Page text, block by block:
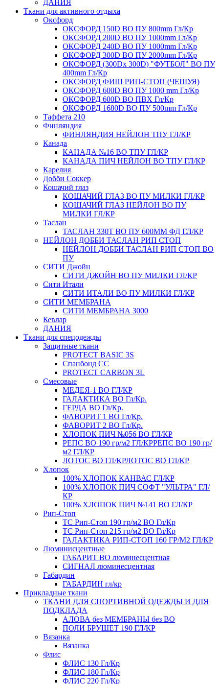
ДАНИЯ
Ткани для активного отдыха
Оксфорд
ОКСФОРД 150D ВО ПУ 800mm Гл/Кр
ОКСФОРД 200D ВО ПУ 1000mm Гл/Кр
ОКСФОРД 240D ВО ПУ 1000mm Гл/Кр
ОКСФОРД 300D ВО ПУ 2000mm Гл/Кр
ОКСФОРД (300Dx 300D) "ФУТБОЛ" ВО ПУ
400mm Гл/Кр
ОКСФОРД ФИШ РИП-СТОП (ЧЕШУЯ)
ОКСФОРД 600D ВО ПУ 1000 mm Гл/Кр
ОКСФОРД 600D ВО ПВХ Гл/Кр
ОКСФОРД 1680D ВО ПУ 500mm Гл/Кр
Таффета 210
Финляндия
ФИНЛЯНДИЯ НЕЙЛОН ТПУ ГЛ/КР
Канада
КАНАДА №16 ВО ТПУ ГЛ/КР
КАНАДА ПИЧ НЕЙЛОН ВО ТПУ ГЛ/КР
Карелия
Добби Соккер
Кошачий глаз
КОШАЧИЙ ГЛАЗ ВО ПУ МИЛКИ ГЛ/КР
КОШАЧИЙ ГЛАЗ НЕЙЛОН ВО ПУ
МИЛКИ ГЛ/КР
Таслан
ТАСЛАН 330Т ВО ПУ 600ММ ФД ГЛ/КР
НЕЙЛОН ДОББИ ТАСЛАН РИП СТОП
НЕЙЛОН ДОББИ ТАСЛАН РИП СТОП ВО
ПУ
СИТИ Джойн
СИТИ ДЖОЙН ВО ПУ МИЛКИ ГЛ/КР
Сити Итали
СИТИ ИТАЛИ ВО ПУ МИЛКИ ГЛ/КР
СИТИ МЕМБРАНА
СИТИ МЕМБРАНА 3000
Кевлар
ДАНИЯ
Ткани для спецодежды
Защитные ткани
PROTECT BASIC 3S
Спанбонд СС
PROTECT CARBON 3L
Смесовые
МЕДЕЯ-1 ВО ГЛ/КР
ГАЛАКТИКА ВО Гл/Кр.
ГЕРДА ВО Гл/Кр.
ФАВОРИТ 1 ВО Гл/Кр.
ФАВОРИТ 2 ВО Гл/Кр.
ХЛОПОК ПИЧ №056 ВО ГЛ/КР
РЕПС ВО 190 гр/м2 ГЛ/КРРЕПС ВО 190 гр/
м2 ГЛ/КР
ЛОТОС ВО ГЛ/КРЛОТОС ВО ГЛ/КР
Хлопок
100% ХЛОПОК КАНВАС ГЛ/КР
100% ХЛОПОК ПИЧ СОФТ "УЛЬТРА" ГЛ/
КР
100% ХЛОПОК ПИЧ №141 ВО ГЛ/КР
Рип-Стоп
TC Рип-Стоп 190 гр/м2 ВО Гл/Кр
TC Рип-Стоп 215 гр/м2 ВО Гл/Кр
ГАЛАКТИКА РИП-СТОП 160 ГР/М2 ГЛ/КР
Люминисцентные
ГАБАРИТ ВО люминесцентная
СИГНАЛ люминесцентная
Габардин
ГАБАРДИН гл/кр
Прикладные ткани
ТКАНИ ДЛЯ СПОРТИВНОЙ ОДЕЖДЫ И ДЛЯ
ПОДКЛАДА
АЛОВА без МЕМБРАНЫ без ВО
ПОЛИ БРУШЕТ 190 ГЛ/КР
Вязанка
Вязанка
Флис
ФЛИС 130 Гл/Кр
ФЛИС 180 Гл/Кр
ФЛИС 220 Гл/Кр